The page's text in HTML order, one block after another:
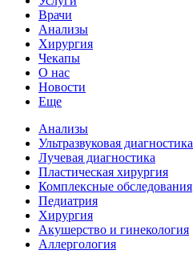
Врачи
Анализы
Хирургия
Чекапы
О нас
Новости
Еще
Анализы
Ультразвуковая диагностика
Лучевая диагностика
Пластическая хирургия
Комплексные обследования
Педиатрия
Хирургия
Акушерство и гинекология
Аллергология